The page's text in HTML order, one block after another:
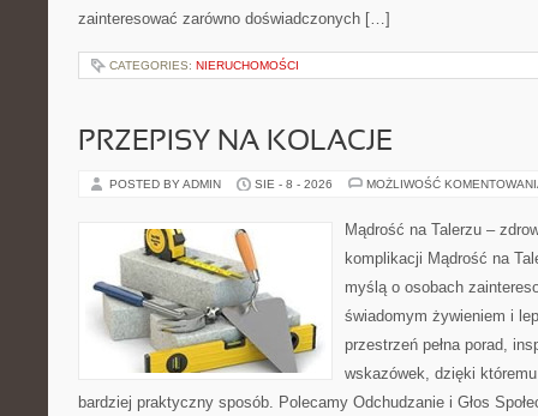
zainteresować zarówno doświadczonych […]
CATEGORIES: NIERUCHOMOŚCI
PRZEPISY NA KOLACJE
POSTED BY ADMIN SIE - 8 - 2026 MOŻLIWOŚĆ
Mądrość na Talerzu –
komplikacji Mądrość na
myślą o osobach
świadomym żywieniem i
przestrzeń pełna porad,
wskazówek, dzięki
bardziej praktyczny sposób. Polecamy Odchudzanie i Głos